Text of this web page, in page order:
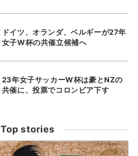
ドイツ、オランダ、ベルギーが27年
女子W杯の共催立候補へ
23年女子サッカーW杯は豪とNZの
共催に、投票でコロンビア下す
Top stories